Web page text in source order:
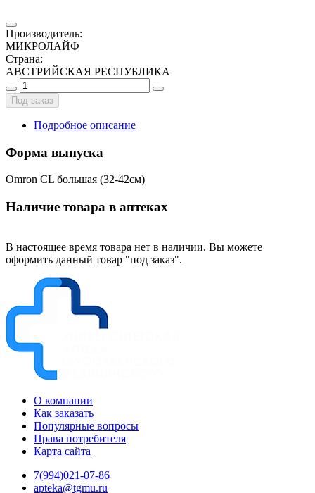
Производитель:
МИКРОЛАЙФ
Страна:
АВСТРИЙСКАЯ РЕСПУБЛИКА
Под заказ
Подробное описание
Форма выпуска
Omron CL большая (32-42см)
Наличие товара в аптеках
В настоящее время товара нет в наличии. Вы можете
оформить данный товар "под заказ".
О компании
Как заказать
Популярные вопросы
Права потребителя
Карта сайта
7(994)021-07-86
apteka@tgmu.ru